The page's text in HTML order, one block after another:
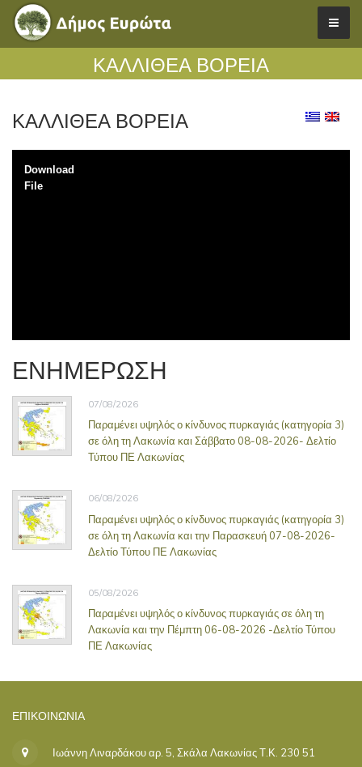
ΚΑΛΛΙΘΕΑ ΒΟΡΕΙΑ
ΚΑΛΛΙΘΕΑ ΒΟΡΕΙΑ
Download
File
ΕΝΗΜΕΡΩΣΗ
07/08/2026
Παραμένει υψηλός ο κίνδυνος πυρκαγιάς (κατηγορία 3)
σε όλη τη Λακωνία και Σάββατο 08-08-2026- Δελτίο
Τύπου ΠΕ Λακωνίας
06/08/2026
Παραμένει υψηλός ο κίνδυνος πυρκαγιάς (κατηγορία 3)
σε όλη τη Λακωνία και την Παρασκευή 07-08-2026-
Δελτίο Τύπου ΠΕ Λακωνίας
05/08/2026
Παραμένει υψηλός ο κίνδυνος πυρκαγιάς σε όλη τη
Λακωνία και την Πέμπτη 06-08-2026 -Δελτίο Τύπου
ΠΕ Λακωνίας
ΕΠΙΚΟΙΝΩΝΊΑ
Ιωάννη Λιναρδάκου αρ. 5, Σκάλα Λακωνίας Τ.Κ. 230 51